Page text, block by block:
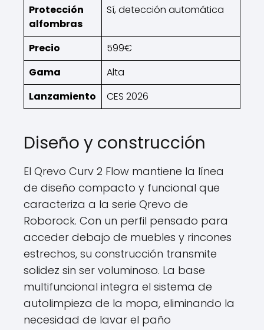
Protección
alfombras
Sí, detección automática
Precio
599€
Gama
Alta
Lanzamiento
CES 2026
Diseño y construcción
El Qrevo Curv 2 Flow mantiene la línea
de diseño compacto y funcional que
caracteriza a la serie Qrevo de
Roborock. Con un perfil pensado para
acceder debajo de muebles y rincones
estrechos, su construcción transmite
solidez sin ser voluminoso. La base
multifuncional integra el sistema de
autolimpieza de la mopa, eliminando la
necesidad de lavar el paño